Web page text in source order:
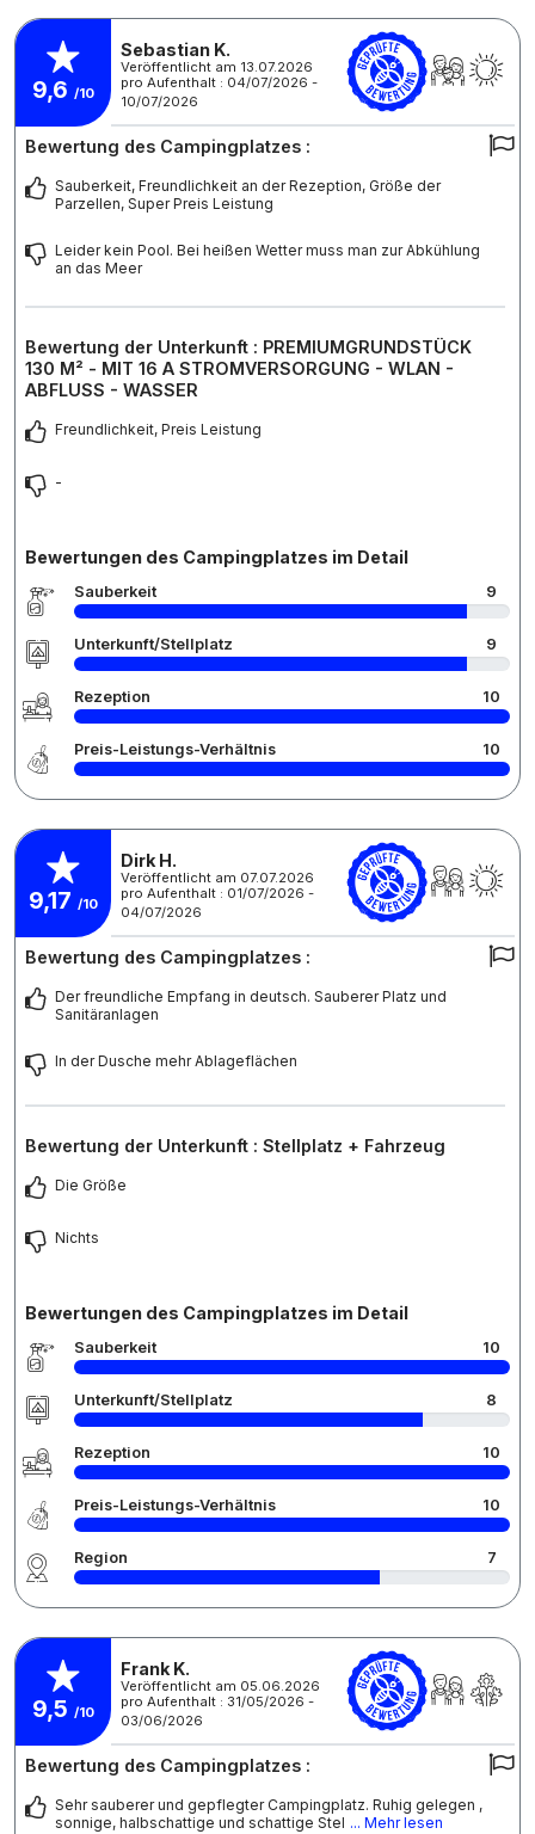
9,6 /10
Sebastian K.
Veröffentlicht am 13.07.2026
pro Aufenthalt : 04/07/2026 -
10/07/2026
Bewertung des Campingplatzes :
Sauberkeit, Freundlichkeit an der Rezeption, Größe der
Parzellen, Super Preis Leistung
Leider kein Pool. Bei heißen Wetter muss man zur Abkühlung
an das Meer
Bewertung der Unterkunft : PREMIUMGRUNDSTÜCK
130 M² - MIT 16 A STROMVERSORGUNG - WLAN -
ABFLUSS - WASSER
Freundlichkeit, Preis Leistung
-
Bewertungen des Campingplatzes im Detail
Sauberkeit 9
Unterkunft/Stellplatz 9
Rezeption 10
Preis-Leistungs-Verhältnis 10
9,17 /10
Dirk H.
Veröffentlicht am 07.07.2026
pro Aufenthalt : 01/07/2026 -
04/07/2026
Bewertung des Campingplatzes :
Der freundliche Empfang in deutsch. Sauberer Platz und
Sanitäranlagen
In der Dusche mehr Ablageflächen
Bewertung der Unterkunft : Stellplatz + Fahrzeug
Die Größe
Nichts
Bewertungen des Campingplatzes im Detail
Sauberkeit 10
Unterkunft/Stellplatz 8
Rezeption 10
Preis-Leistungs-Verhältnis 10
Region 7
9,5 /10
Frank K.
Veröffentlicht am 05.06.2026
pro Aufenthalt : 31/05/2026 -
03/06/2026
Bewertung des Campingplatzes :
Sehr sauberer und gepflegter Campingplatz. Ruhig gelegen ,
sonnige, halbschattige und schattige Stel ... Mehr lesen